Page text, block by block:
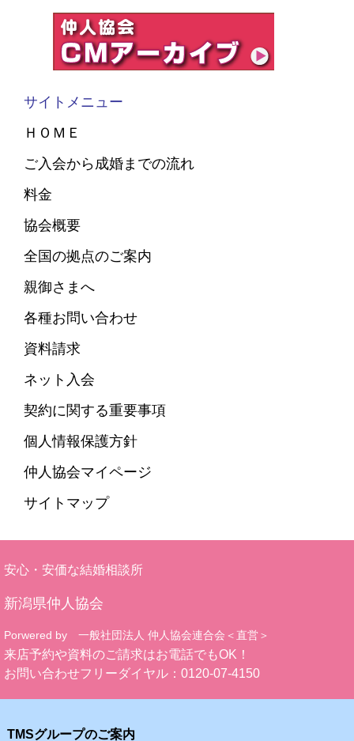
サイトメニュー
ＨＯＭＥ
ご入会から成婚までの流れ
料金
協会概要
全国の拠点のご案内
親御さまへ
各種お問い合わせ
資料請求
ネット入会
契約に関する重要事項
個人情報保護方針
仲人協会マイページ
サイトマップ
安心・安価な結婚相談所
新潟県仲人協会
Porwered by 一般社団法人 仲人協会連合会＜直営＞
来店予約や資料のご請求はお電話でもOK！
お問い合わせフリーダイヤル： 0120-07-4150
TMSグループのご案内